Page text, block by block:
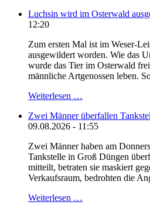
Luchsin wird im Osterwald
12:20
Zum ersten Mal ist im Weser-
ausgewildert worden. Wie das
wurde das Tier im Osterwald
männliche Artgenossen leben.
Weiterlesen …
Zwei Männer überfallen
09.08.2026 - 11:55
Zwei Männer haben am
Tankstelle in Groß Düngen
mitteilt, betraten sie maskiert
Verkaufsraum, bedrohten die
Weiterlesen …